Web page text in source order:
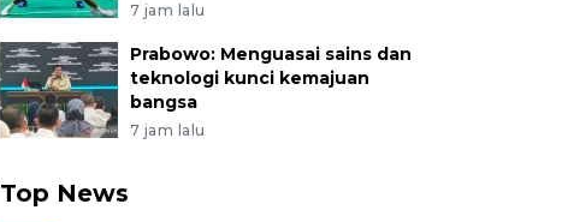
7 jam lalu
Prabowo: Menguasai sains dan
teknologi kunci kemajuan
bangsa
7 jam lalu
Top News